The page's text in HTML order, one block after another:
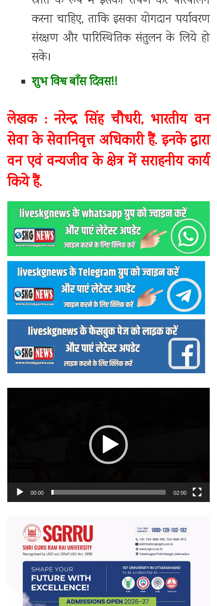
करना चाहिए, ताकि इसका योगदान पर्यावरण
संरक्षण और पारिस्थितिक संतुलन के लिये हो
सके।
शुभ विश्व बाँस दिवस!!
लेखक : नरेन्द्र सिंह चौधरी, भारतीय वन
सेवा के सेवानिवृत्त अधिकारी हैं. इनके द्वारा
वन एवं वन्यजीव के क्षेत्र में सराहनीय कार्य
किये हैं.
00:00 02:00